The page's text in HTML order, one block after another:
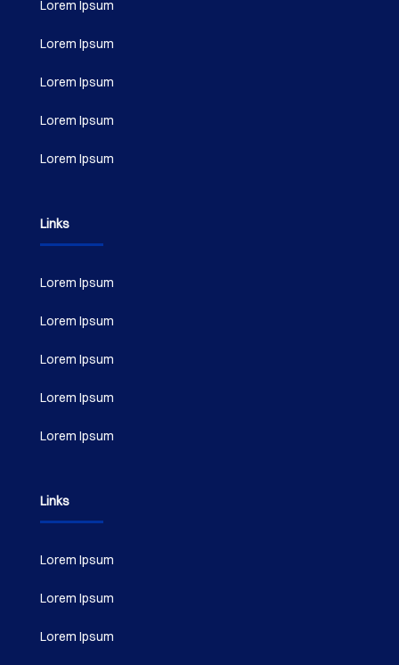
Lorem Ipsum
Lorem Ipsum
Lorem Ipsum
Lorem Ipsum
Lorem Ipsum
Links
Lorem Ipsum
Lorem Ipsum
Lorem Ipsum
Lorem Ipsum
Lorem Ipsum
Links
Lorem Ipsum
Lorem Ipsum
Lorem Ipsum